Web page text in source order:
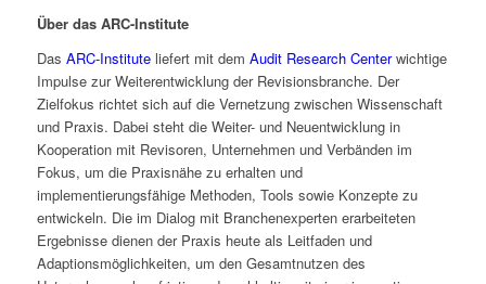
Über das ARC-Institute
Das ARC-Instituteliefert mit dem Audit Research Centerwichtige
Impulse zur Weiterentwicklung der Revisionsbranche. Der
Zielfokus richtet sich auf die Vernetzung zwischen Wissenschaft
und Praxis. Dabei steht die Weiter- und Neuentwicklung in
Kooperation mit Revisoren, Unternehmen und Verbänden im
Fokus, um die Praxisnähe zu erhalten und
implementierungsfähige Methoden, Tools sowie Konzepte zu
entwickeln. Die im Dialog mit Branchenexperten erarbeiteten
Ergebnisse dienen der Praxis heute als Leitfaden und
Adaptionsmöglichkeiten, um den Gesamtnutzen des